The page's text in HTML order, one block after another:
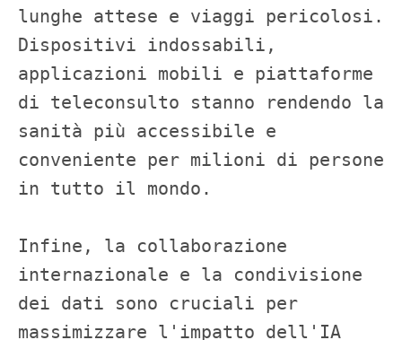
lunghe attese e viaggi pericolosi.
Dispositivi indossabili,
applicazioni mobili e piattaforme
di teleconsulto stanno rendendo la
sanità più accessibile e
conveniente per milioni di persone
in tutto il mondo.
Infine, la collaborazione
internazionale e la condivisione
dei dati sono cruciali per
massimizzare l'impatto dell'IA